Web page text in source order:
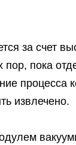
за счет
пока
процесса
извлечено.